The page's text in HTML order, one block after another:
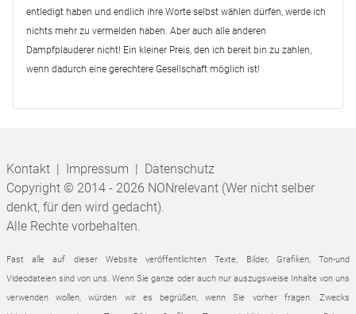
entledigt haben und endlich ihre Worte selbst wählen dürfen, werde ich
nichts mehr zu vermelden haben. Aber auch alle anderen
Dampfplauderer nicht! Ein kleiner Preis, den ich bereit bin zu zahlen,
wenn dadurch eine gerechtere Gesellschaft möglich ist!
Kontakt | Impressum | Datenschutz
Copyright © 2014 - 2026 NONrelevant (Wer nicht selber
denkt, für den wird gedacht).
Alle Rechte vorbehalten.
Fast alle auf dieser Website veröffentlichten Texte, Bilder, Grafiken, Ton-und
Videodateien sind von uns. Wenn Sie ganze oder auch nur auszugsweise Inhalte von uns
verwenden wollen, würden wir es begrüßen, wenn Sie vorher fragen. Zwecks